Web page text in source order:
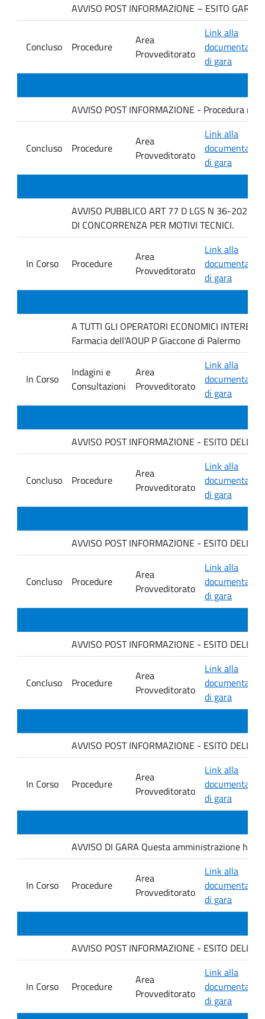
AVVISO POST INFORMAZIONE – ESITO GARA
Concluso Procedure
Area
Provveditorato
Link alla
di gara
AVVISO POST INFORMAZIONE - Procedura
Concluso Procedure
Area
Provveditorato
Link alla
di gara
AVVISO PUBBLICO ART 77 D LGS N 36-2023
DI CONCORRENZA PER MOTIVI TECNICI.
In Corso Procedure
Area
Provveditorato
Link alla
di gara
A TUTTI GLI OPERATORI ECONOMICI
Farmacia dell'AOUP P Giaccone di Palermo
In Corso
Indagini e
Consultazioni
Area
Provveditorato
Link alla
di gara
AVVISO POST INFORMAZIONE - ESITO
Concluso Procedure
Area
Provveditorato
Link alla
di gara
AVVISO POST INFORMAZIONE - ESITO
Concluso Procedure
Area
Provveditorato
Link alla
di gara
AVVISO POST INFORMAZIONE - ESITO
Concluso Procedure
Area
Provveditorato
Link alla
di gara
AVVISO POST INFORMAZIONE - ESITO DELLA
In Corso Procedure
Area
Provveditorato
Link alla
di gara
AVVISO DI GARA Questa amministrazione ha
In Corso Procedure
Area
Provveditorato
Link alla
di gara
AVVISO POST INFORMAZIONE - ESITO DELLA
In Corso Procedure
Area
Provveditorato
Link alla
di gara